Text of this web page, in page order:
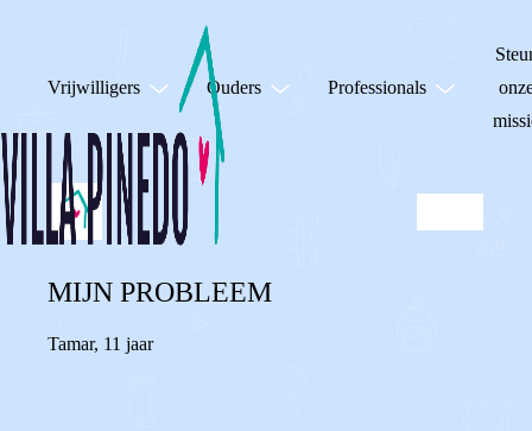
Vrijwilligers Ouders Professionals
MIJN PROBLEEM
Tamar, 11 jaar